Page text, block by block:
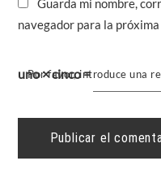
Guarda mi nombre,
navegador para la
Por favor, introduce una
uno × cinco =